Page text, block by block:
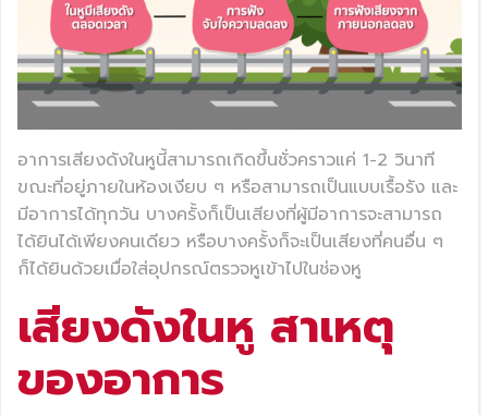
อาการเสียงดังในหูนี้สามารถเกิดขึ้นชั่วคราวแค่ 1-2 วินาที
ขณะที่อยู่ภายในห้องเงียบ ๆ หรือสามารถเป็นแบบเรื้อรัง และ
มีอาการได้ทุกวัน บางครั้งก็เป็นเสียงที่ผู้มีอาการจะสามารถ
ได้ยินได้เพียงคนเดียว หรือบางครั้งก็จะเป็นเสียงที่คนอื่น ๆ
ก็ได้ยินด้วยเมื่อใส่อุปกรณ์ตรวจหูเข้าไปในช่องหู
เสียงดังในหู สาเหตุ
ของอาการ